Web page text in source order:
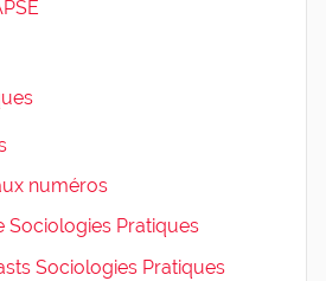
numéros
Sociologies Pratiques
Sociologies Pratiques